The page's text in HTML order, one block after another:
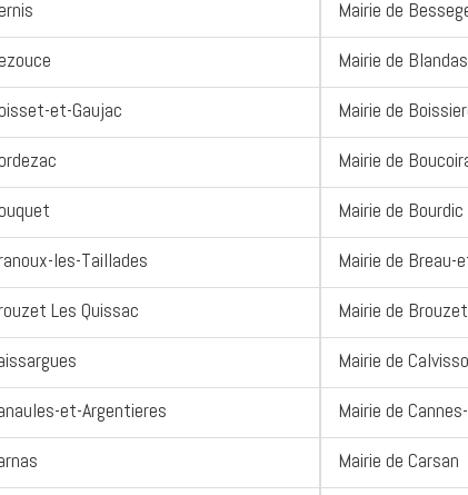
Mairie de
Mairie de Blandas
et-Gaujac
Mairie de
Mairie de
Mairie de Bourdic
les-Taillades
Mairie de Breau-
Les Quissac
Mairie de
Mairie de
et-Argentieres
Mairie de
Mairie de Carsan